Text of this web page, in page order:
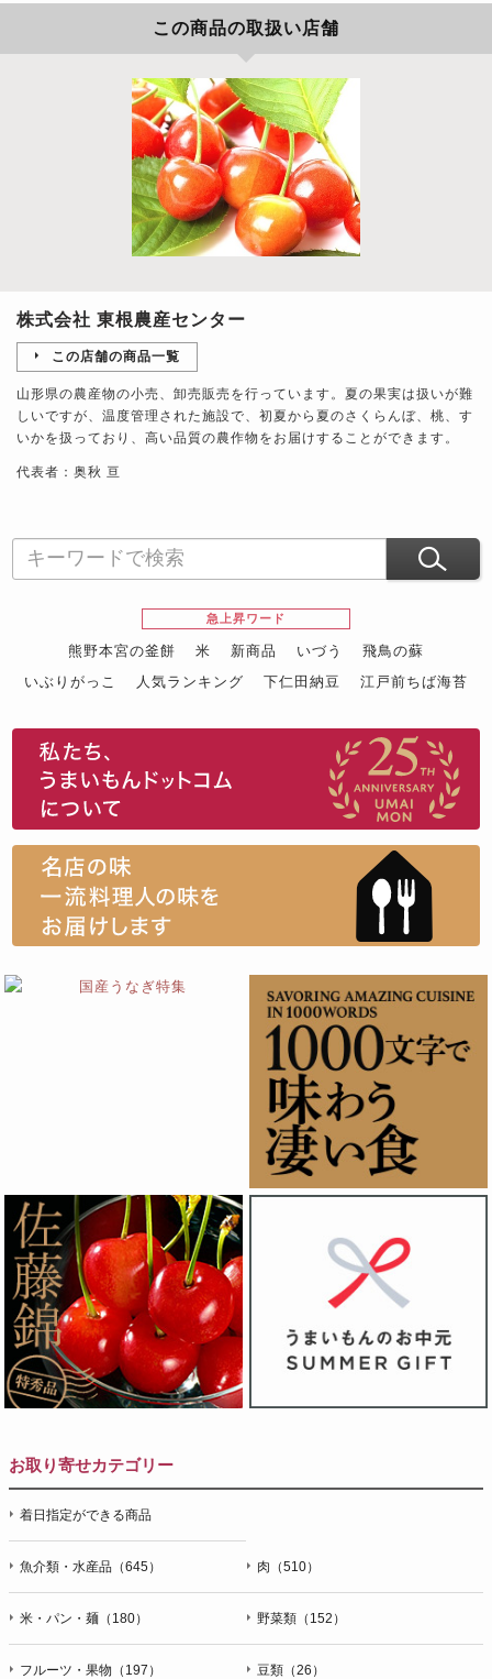
この商品の取扱い店舗
株式会社 東根農産センター
この店舗の商品一覧
山形県の農産物の小売、卸売販売を行っています。夏の果実は扱いが難
しいですが、温度管理された施設で、初夏から夏のさくらんぼ、桃、す
いかを扱っており、高い品質の農作物をお届けすることができます。
代表者：奥秋 亘
急上昇ワード
熊野本宮の釜餅 米 新商品 いづう
飛鳥の蘇
いぶりがっこ
人気ランキング 下仁田納豆
江戸前ちば海苔
お取り寄せカテゴリー
着日指定ができる商品
魚介類・水産品（645） 肉（510）
米・パン・麺（180） 野菜類（152）
フルーツ・果物（197） 豆類（26）